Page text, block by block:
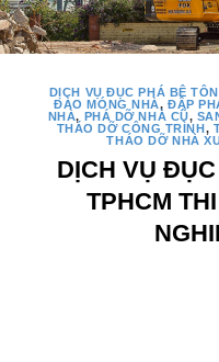
DỊCH VỤ ĐỤC PHÁ BÊ
ĐÀO MÓNG NHÀ,ĐẬP
NHÀ, PHÁ DỠ NHÀ CŨ,
THÁO DỠ CÔNG TRÌNH,
THÁO DỠ NHÀ
DỊCH VỤ
TPHCM